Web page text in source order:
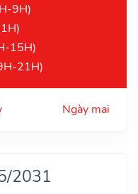
9H)
15H)
21H)
Ngày mai
2031